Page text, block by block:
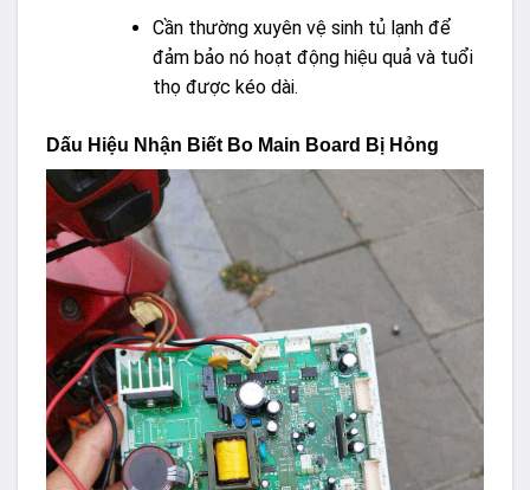
Cần thường xuyên vệ sinh tủ lạnh để
đảm bảo nó hoạt động hiệu quả và tuổi
thọ được kéo dài.
Dấu Hiệu Nhận Biết Bo Main Board Bị Hỏng